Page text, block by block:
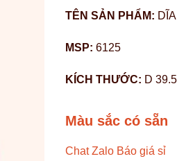
TÊN SẢN PHẨM:
MSP: 6125
KÍCH THƯỚC: D
Màu sắc có sẵn
Chat Zalo Báo giá sỉ